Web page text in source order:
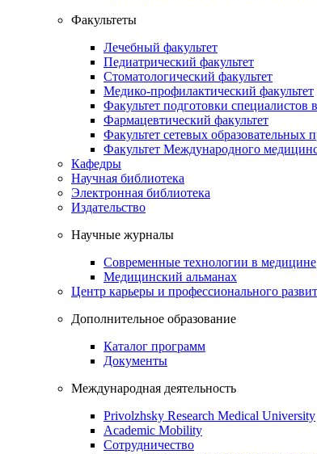
Факультеты
Лечебный факультет
Педиатрический факультет
Стоматологический факультет
Медико-профилактический факультет
Факультет подготовки
Фармацевтический факультет
Факультет сетевых образовательных
Факультет Международного
Кафедры
Научная библиотека
Электронная библиотека
Издательство
Научные журналы
Современные технологии в медицине
Медицинский альманах
Центр карьеры и профессионального
Дополнительное образование
Каталог программ
Документы
Международная деятельность
Privolzhsky Research Medical University
Academic Mobility
Сотрудничество